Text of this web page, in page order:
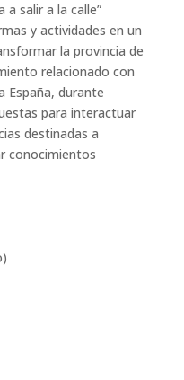
a salir a la calle”
y actividades en un
la provincia de
relacionado con
España, durante
para interactuar
destinadas a
conocimientos